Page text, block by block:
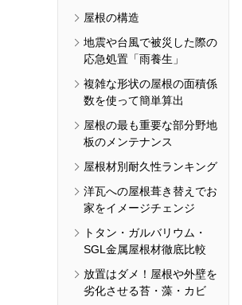
屋根の構造
地震や台風で被災した際の
応急処置「雨養生」
複雑な形状の屋根の面積係
数を使って簡単算出
屋根の最も重要な部分野地
板のメンテナンス
屋根材別耐久性ランキング
洋瓦への屋根葺き替えでお
家をイメージチェンジ
トタン・ガルバリウム・
SGL金属屋根材徹底比較
放置はダメ！屋根や外壁を
劣化させる苔・藻・カビ